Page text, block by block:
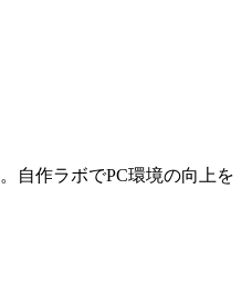
。 自作ラボでPC環境の向上を